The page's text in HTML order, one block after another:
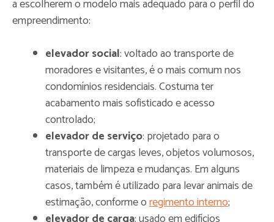
a escolherem o modelo mais adequado para o perfil do
empreendimento:
elevador social: voltado ao transporte de
moradores e visitantes, é o mais comum nos
condomínios residenciais. Costuma ter
acabamento mais sofisticado e acesso
controlado;
elevador de serviço: projetado para o
transporte de cargas leves, objetos volumosos,
materiais de limpeza e mudanças. Em alguns
casos, também é utilizado para levar animais de
estimação, conforme oregimento interno;